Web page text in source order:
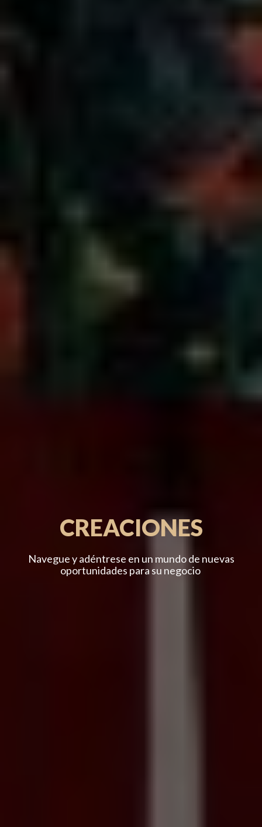
CREACIONES
Navegue y adéntrese en un mundo de nuevas
oportunidades para su negocio